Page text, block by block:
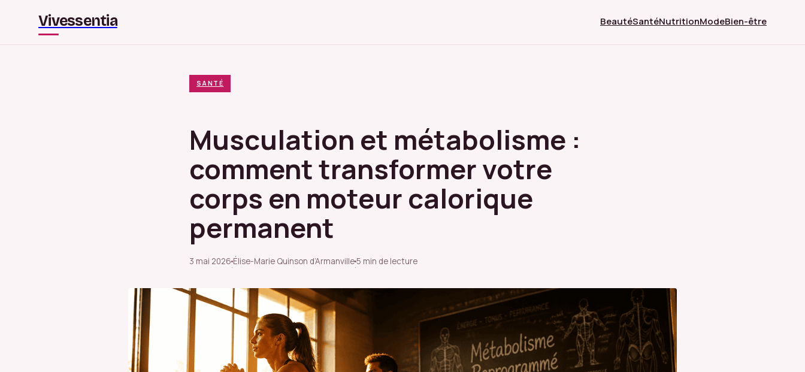
Vivessentia BeautéSantéNutritionModeBien-être
SANTÉ
Musculation et métabolisme :
comment transformer votre
corps en moteur calorique
permanent
3 mai 2026
·
Élise-Marie Quinson d’Armanville
·
5 min de lecture